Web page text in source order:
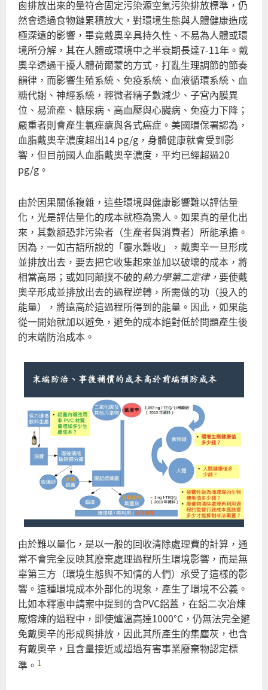
囪排放出來的量符合固定污染源空氣污染排放標準，仍
然會透過食物鏈累積放大，對環境生態與人體健康造成
極深遠的影響，畢竟戴奧辛具持久性、不易為人體或環
境所分解，其在人體或環境中之半衰期長達7-11年。戴
奧辛透過干擾人體荷爾蒙的方式，打亂生理調節的節奏
韻律，而影響生殖系統、免疫系統、血液循環系統、血
糖代謝、神經系統，輕微者精子數減少、子宮內膜異
位、易流產、糖尿病、高血壓與心臟病、免疫力下降；
嚴重者則會產生氯痤瘡與各式癌症。美國環保署認為，
血脂戴奧辛濃度超出14 pg/g，身體健康就會受到影
響，但目前國人血脂戴奧辛濃度，平均已經超過20
pg/g。
由於因果關係複雜，這些環境與健康影響難以評估量
化，光是評估量化的成本就極為驚人。如果真的量化出
來，其數額恐非污染者（生產者與消費者）所能承擔。
因為，一如古語所說的「覆水難收」，戴奧辛一旦形成
並排放出去，要去把它收集起來並加以破壞的成本，將
相當高昂；或如同顛撲不破的熱力學第二定律， 要使戴
奧辛形成並排放出去的過程逆轉，所需做的功（投入的
能量），將遠高於這過程所得到的能量。因此，如果能
從一開始就加以避免，避免的成本絕對低於問題產生後
的末端防治成本。
由於難以量化，是以一般的回收清除處理費的計算，通
常不會完全反映其廢棄處理過程所生環境影響，而是無
辜第三方（環境生態與不知情的人們）承受了這樣的影
響。這種環境成本外部化的現象，產生了環境不公義。
比如本釋憲申請案中提到的含PVC鋁蓋，在鋁二次冶煉
廠熔煉的過程中，即使爐溫高達1000°C，仍無法完全避
免戴奧辛的形成與排放，因此其所產生的集塵灰，也含
有戴奧辛，且含量接近或超過有害事業廢棄物認定標
準。 1